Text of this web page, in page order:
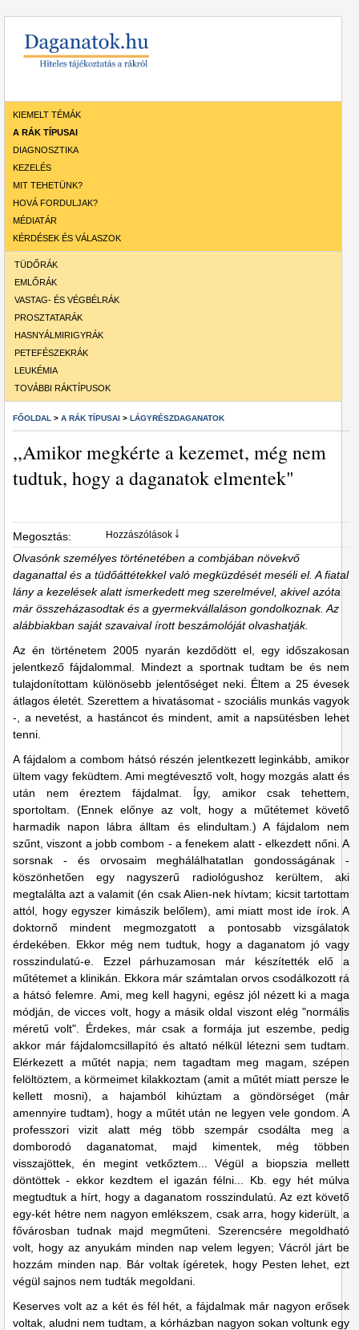
KIEMELT TÉMÁK
A RÁK TÍPUSAI
DIAGNOSZTIKA
KEZELÉS
MIT TEHETÜNK?
HOVÁ FORDULJAK?
MÉDIATÁR
KÉRDÉSEK ÉS VÁLASZOK
TÜDŐRÁK
EMLŐRÁK
VASTAG- ÉS VÉGBÉLRÁK
PROSZTATARÁK
HASNYÁLMIRIGYRÁK
PETEFÉSZEKRÁK
LEUKÉMIA
TOVÁBBI RÁKTÍPUSOK
FŐOLDAL > A RÁK TÍPUSAI > LÁGYRÉSZDAGANATOK
,,Amikor megkérte a kezemet, még nem
tudtuk, hogy a daganatok elmentek"
Megosztás: Hozzászólások ￬
Olvasónk személyes történetében a combjában növekvő
daganattal és a tüdőáttétekkel való megküzdését meséli el. A fiatal
lány a kezelések alatt ismerkedett meg szerelmével, akivel azóta
már összeházasodtak és a gyermekvállaláson gondolkoznak. Az
alábbiakban saját szavaival írott beszámolóját olvashatják.
Az én történetem 2005 nyarán kezdődött el, egy időszakosan
jelentkező fájdalommal. Mindezt a sportnak tudtam be és nem
tulajdonítottam különösebb jelentőséget neki. Éltem a 25 évesek
átlagos életét. Szerettem a hivatásomat - szociális munkás vagyok
-, a nevetést, a hastáncot és mindent, amit a napsütésben lehet
tenni.
A fájdalom a combom hátsó részén jelentkezett leginkább, amikor
ültem vagy feküdtem. Ami megtévesztő volt, hogy mozgás alatt és
után nem éreztem fájdalmat. Így, amikor csak tehettem,
sportoltam. (Ennek előnye az volt, hogy a műtétemet követő
harmadik napon lábra álltam és elindultam.) A fájdalom nem
szűnt, viszont a jobb combom - a fenekem alatt - elkezdett nőni. A
sorsnak - és orvosaim meghálálhatatlan gondosságának -
köszönhetően egy nagyszerű radiológushoz kerültem, aki
megtalálta azt a valamit (én csak Alien-nek hívtam; kicsit tartottam
attól, hogy egyszer kimászik belőlem), ami miatt most ide írok. A
doktornő mindent megmozgatott a pontosabb vizsgálatok
érdekében. Ekkor még nem tudtuk, hogy a daganatom jó vagy
rosszindulatú-e. Ezzel párhuzamosan már készítették elő a
műtétemet a klinikán. Ekkora már számtalan orvos csodálkozott rá
a hátsó felemre. Ami, meg kell hagyni, egész jól nézett ki a maga
módján, de vicces volt, hogy a másik oldal viszont elég "normális
méretű volt". Érdekes, már csak a formája jut eszembe, pedig
akkor már fájdalomcsillapító és altató nélkül létezni sem tudtam.
Elérkezett a műtét napja; nem tagadtam meg magam, szépen
felöltöztem, a körmeimet kilakkoztam (amit a műtét miatt persze le
kellett mosni), a hajamból kihúztam a göndörséget (már
amennyire tudtam), hogy a műtét után ne legyen vele gondom. A
professzori vizit alatt még több szempár csodálta meg a
domborodó daganatomat, majd kimentek, még többen
visszajöttek, én megint vetkőztem... Végül a biopszia mellett
döntöttek - ekkor kezdtem el igazán félni... Kb. egy hét múlva
megtudtuk a hírt, hogy a daganatom rosszindulatú. Az ezt követő
egy-két hétre nem nagyon emlékszem, csak arra, hogy kiderült, a
fővárosban tudnak majd megműteni. Szerencsére megoldható
volt, hogy az anyukám minden nap velem legyen; Vácról járt be
hozzám minden nap. Bár voltak ígéretek, hogy Pesten lehet, ezt
végül sajnos nem tudták megoldani.
Keserves volt az a két és fél hét, a fájdalmak már nagyon erősek
voltak, aludni nem tudtam, a kórházban nagyon sokan voltunk egy